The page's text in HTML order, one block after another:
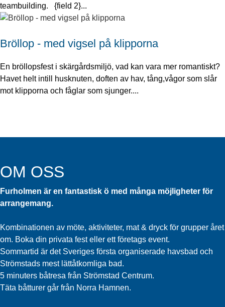
teambuilding. {field 2}...
Bröllop - med vigsel på klipporna
En bröllopsfest i skärgårdsmiljö, vad kan vara mer romantiskt?
Havet helt intill husknuten, doften av hav, tång,vågor som slår
mot klipporna och fåglar som sjunger....
OM OSS
Furholmen är en fantastisk ö med många möjligheter för
arrangemang.
Kombinationen av möte, aktiviteter, mat & dryck för grupper året
om. Boka din privata fest eller ett företags event.
Sommartid är det Sveriges första organiserade havsbad och
Strömstads mest lättåtkomliga bad.
5 minuters båtresa från Strömstad Centrum.
Täta båtturer går från Norra Hamnen.